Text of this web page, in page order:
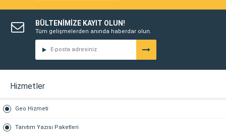
BÜLTENİMİZE KAYIT OLUN!
Tüm gelişmelerden anında haberdar olun.
Hizmetler
Geo Hizmeti
Tanıtım Yazısı Paketleri